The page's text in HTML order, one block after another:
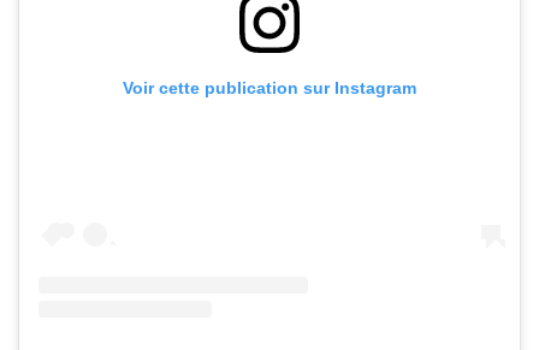
Voir cette publication sur Instagram